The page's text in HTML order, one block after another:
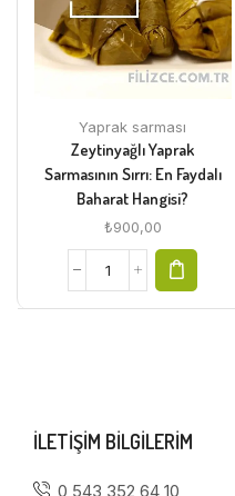
Yaprak sarması
Zeytinyağlı Yaprak
Sarmasının Sırrı: En Faydalı
Baharat Hangisi?
₺900,00
ILETIŞIM BILGILERIM
0 543 352 64 10